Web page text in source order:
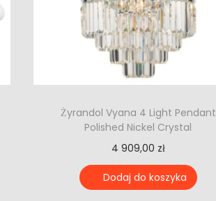
Żyrandol Vyana 4 Light Pendant
Polished Nickel Crystal
4 909,00 zł
Dodaj do koszyka